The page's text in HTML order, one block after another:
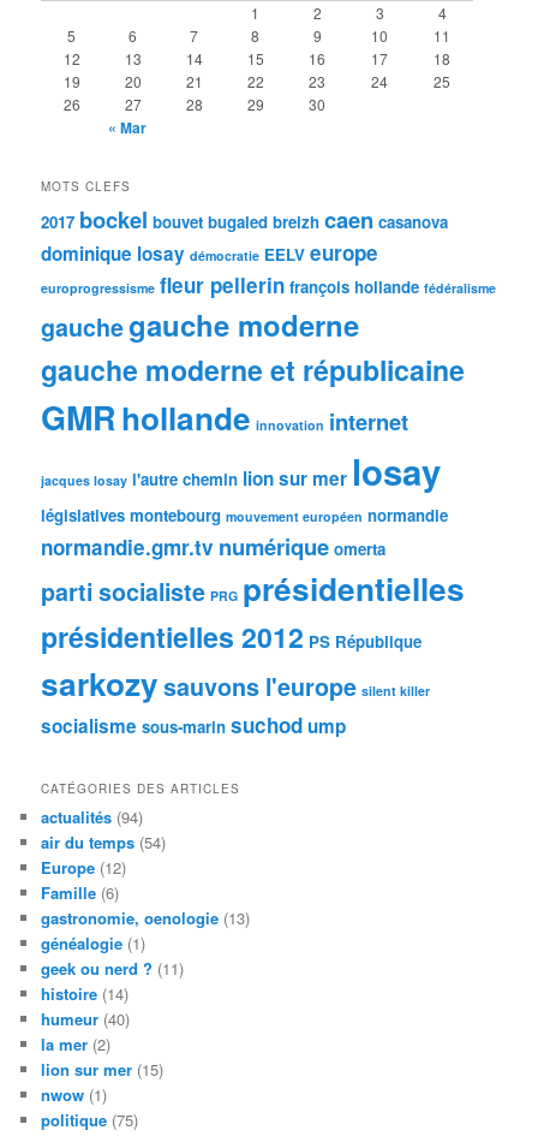
1 2 3
4
5
6 7 8 9 10
11
12
13 14 15 16 17
18
19
20 21 22 23 24
25
26
27 28 29 30
« Mar
MOTS CLEFS
2017 bockel bouvet bugaled breizh caen casanova
dominique losay démocratie EELV europe
europrogressisme fleur pellerin françois hollande fédéralisme
gauchegauche moderne
gauche moderne et républicaine
GMRhollande innovation internet
jacques losay l'autre chemin lion sur mer losay
législatives montebourg mouvement européen normandie
normandie.gmr.tv numérique omerta
parti socialiste PRG présidentielles
présidentielles 2012 PS République
sarkozysauvons l'europe silent killer
socialisme sous-marin suchodump
CATÉGORIES DES ARTICLES
actualités (94)
air du temps (54)
Europe (12)
Famille (6)
gastronomie, oenologie (13)
généalogie (1)
geek ou nerd ? (11)
histoire (14)
humeur (40)
la mer (2)
lion sur mer (15)
nwow (1)
politique (75)